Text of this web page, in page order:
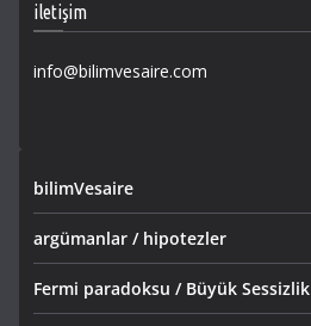
iletişim
info@bilimvesaire.com
bilimVesaire
argümanlar / hipotezler
Fermi paradoksu / Büyük Sessizlik